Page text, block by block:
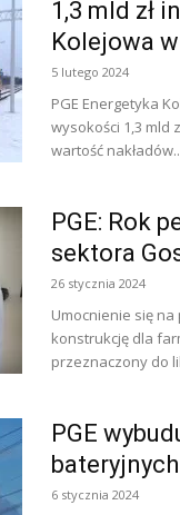
1,3 mld zł
Kolejowa
5 lutego 2024
PGE Energetyka
wysokości 1,3 mld
wartość
PGE: Rok
sektora
26 stycznia 2024
Umocnienie się
konstrukcję dla
przeznaczony do
PGE
6 stycznia 2024